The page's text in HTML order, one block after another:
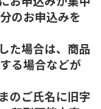
のお申込みを
た場合は、商品
る場合などが
のご氏名に旧字